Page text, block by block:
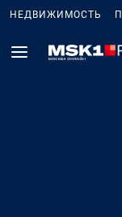
НЕДВИЖИМОСТЬ